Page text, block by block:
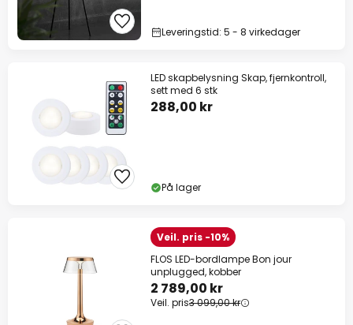
Leveringstid: 5 - 8 virkedager
LED skapbelysning Skap, fjernkontroll,
sett med 6 stk
288,00 kr
På lager
Veil. pris -10%
FLOS LED-bordlampe Bon jour
unplugged, kobber
2 789,00 kr
Veil. pris3 099,00 kr